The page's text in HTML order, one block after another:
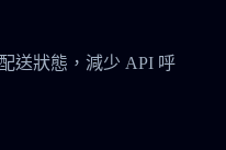
送狀態，減少 API 呼